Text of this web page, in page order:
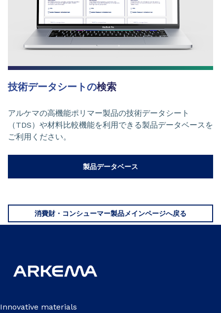
技術データシートの検索
アルケマの高機能ポリマー製品の技術データシート
（TDS）や材料比較機能を利用できる製品データベースを
ご利用ください。
製品データベース
消費財・コンシューマー製品メインページへ戻る
Innovative materials